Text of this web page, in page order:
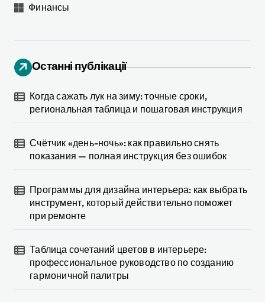
Финансы
Останні публікації
Когда сажать лук на зиму: точные сроки,
региональная таблица и пошаговая инструкция
Счётчик «день-ночь»: как правильно снять
показания — полная инструкция без ошибок
Программы для дизайна интерьера: как выбрать
инструмент, который действительно поможет
при ремонте
Таблица сочетаний цветов в интерьере:
профессиональное руководство по созданию
гармоничной палитры